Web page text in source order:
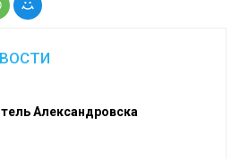
Александровска